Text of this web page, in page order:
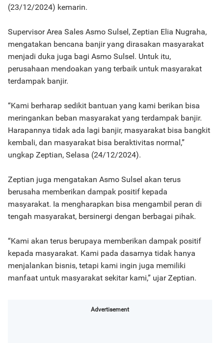
(23/12/2024) kemarin.
Supervisor Area Sales Asmo Sulsel, Zeptian Elia Nugraha,
mengatakan bencana banjir yang dirasakan masyarakat
menjadi duka juga bagi Asmo Sulsel. Untuk itu,
perusahaan mendoakan yang terbaik untuk masyarakat
terdampak banjir.
“Kami berharap sedikit bantuan yang kami berikan bisa
meringankan beban masyarakat yang terdampak banjir.
Harapannya tidak ada lagi banjir, masyarakat bisa bangkit
kembali, dan masyarakat bisa beraktivitas normal,”
ungkap Zeptian, Selasa (24/12/2024).
Zeptian juga mengatakan Asmo Sulsel akan terus
berusaha memberikan dampak positif kepada
masyarakat. Ia mengharapkan bisa mengambil peran di
tengah masyarakat, bersinergi dengan berbagai pihak.
“Kami akan terus berupaya memberikan dampak positif
kepada masyarakat. Kami pada dasarnya tidak hanya
menjalankan bisnis, tetapi kami ingin juga memiliki
manfaat untuk masyarakat sekitar kami,” ujar Zeptian.
Advertisement